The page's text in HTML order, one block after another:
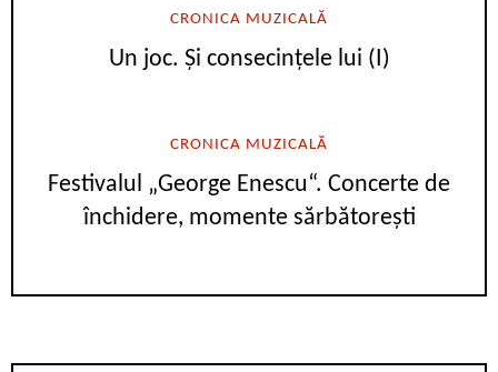
CRONICA MUZICALĂ
Un joc. Și consecințele lui (I)
CRONICA MUZICALĂ
Festivalul „George Enescu“. Concerte de
închidere, momente sărbătorești